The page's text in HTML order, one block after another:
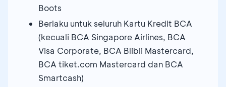
Boots
Berlaku untuk seluruh Kartu Kredit BCA
(kecuali BCA Singapore Airlines, BCA
Visa Corporate, BCA Blibli Mastercard,
BCA tiket.com Mastercard dan BCA
Smartcash)